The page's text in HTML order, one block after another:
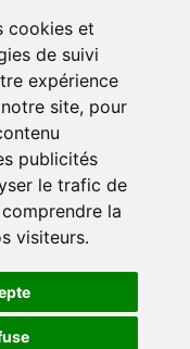
cookies et
de suivi
expérience
site, pour
publicités
le trafic de
la
visiteurs.